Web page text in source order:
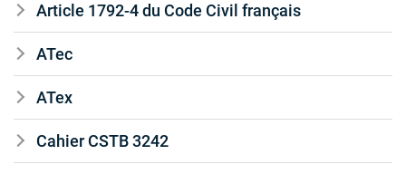
Article 1792-4 du Code Civil français
ATec
ATex
Cahier CSTB 3242